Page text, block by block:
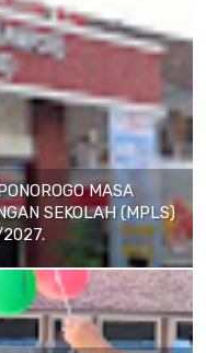
MASA
SEKOLAH (MPLS)